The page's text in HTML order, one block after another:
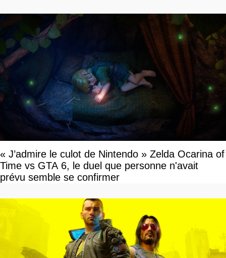
« J’admire le culot de Nintendo » Zelda Ocarina of
Time vs GTA 6, le duel que personne n'avait
prévu semble se confirmer